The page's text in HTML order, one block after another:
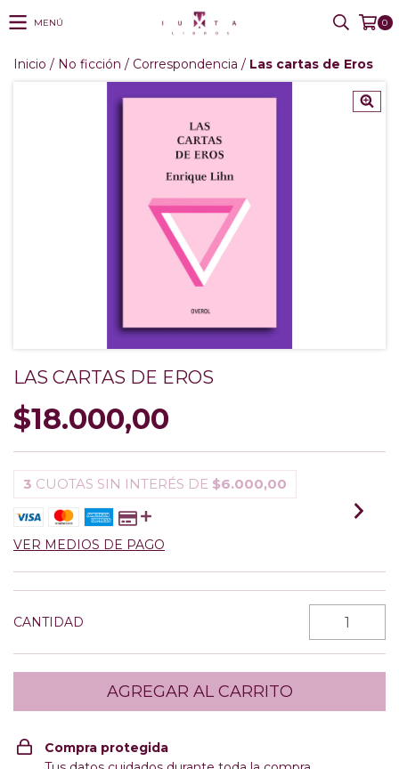
MENÚ 0
Inicio / No ficción / Correspondencia / Las cartas de Eros
LAS CARTAS DE EROS
$18.000,00
3 CUOTAS SIN INTERÉS DE $6.000,00
VER MEDIOS DE PAGO
CANTIDAD
Compra protegida